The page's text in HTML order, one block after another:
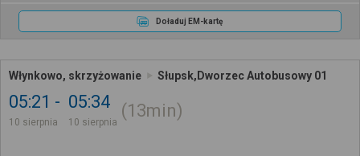
Doładuj EM-kartę
Włynkowo, skrzyżowanie Słupsk,Dworzec Autobusowy 01
05:21
10 sierpnia
05:34
10 sierpnia
13min